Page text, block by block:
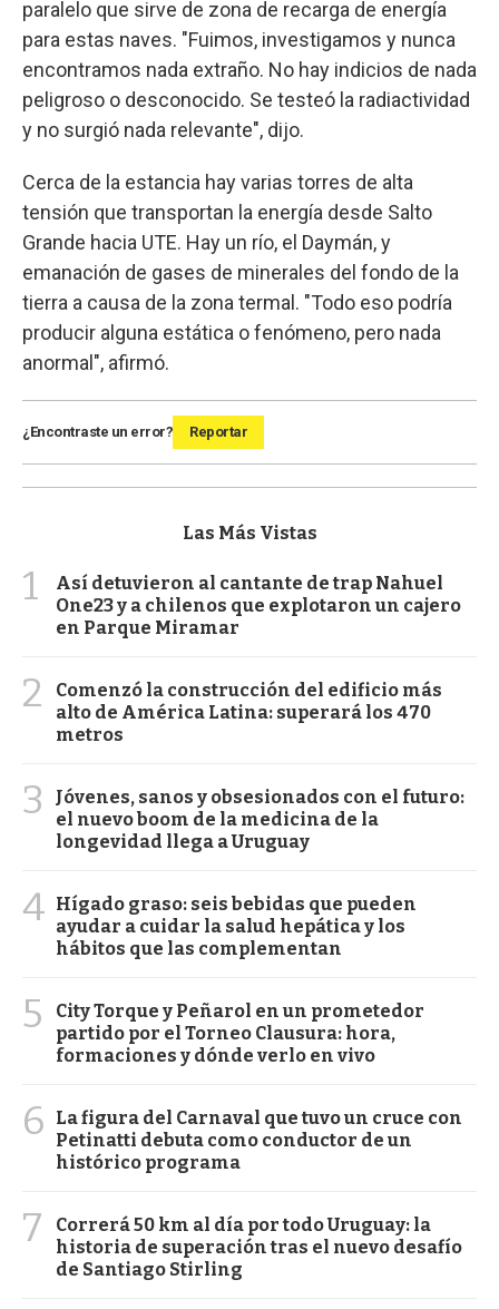
paralelo que sirve de zona de recarga de energía
para estas naves. "Fuimos, investigamos y nunca
encontramos nada extraño. No hay indicios de nada
peligroso o desconocido. Se testeó la radiactividad
y no surgió nada relevante", dijo.
Cerca de la estancia hay varias torres de alta
tensión que transportan la energía desde Salto
Grande hacia UTE. Hay un río, el Daymán, y
emanación de gases de minerales del fondo de la
tierra a causa de la zona termal. "Todo eso podría
producir alguna estática o fenómeno, pero nada
anormal", afirmó.
¿Encontraste un error? Reportar
Las Más Vistas
1
Así detuvieron al cantante de trap Nahuel
One23 y a chilenos que explotaron un cajero
en Parque Miramar
2
Comenzó la construcción del edificio más
alto de América Latina: superará los 470
metros
3
Jóvenes, sanos y obsesionados con el futuro:
el nuevo boom de la medicina de la
longevidad llega a Uruguay
4 Hígado graso: seis bebidas que pueden
ayudar a cuidar la salud hepática y los
hábitos que las complementan
5
City Torque y Peñarol en un prometedor
partido por el Torneo Clausura: hora,
formaciones y dónde verlo en vivo
6
La figura del Carnaval que tuvo un cruce con
Petinatti debuta como conductor de un
histórico programa
7
Correrá 50 km al día por todo Uruguay: la
historia de superación tras el nuevo desafío
de Santiago Stirling